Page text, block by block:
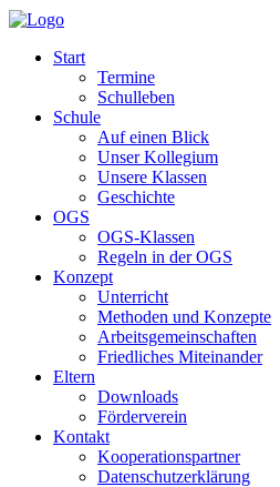
Start
Termine
Schulleben
Schule
Auf einen Blick
Unser Kollegium
Unsere Klassen
Geschichte
OGS
OGS-Klassen
Regeln in der OGS
Konzept
Unterricht
Methoden und Konzepte
Arbeitsgemeinschaften
Friedliches Miteinander
Eltern
Downloads
Förderverein
Kontakt
Kooperationspartner
Datenschutzerklärung